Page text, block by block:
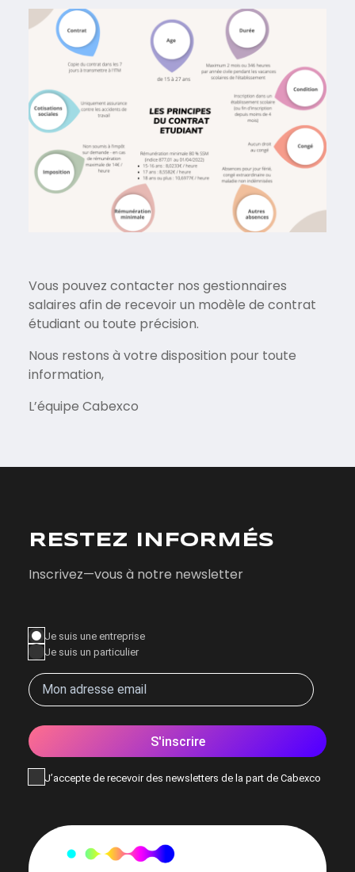
Vous pouvez contacter nos gestionnaires
salaires afin de recevoir un modèle de contrat
étudiant ou toute précision.
Nous restons à votre disposition pour toute
information,
L’équipe Cabexco
RESTEZ INFORMÉS
Inscrivez—vous à notre newsletter
Je suis une entreprise
Je suis un particulier
S'inscrire
J’accepte de recevoir des newsletters de la part de Cabexco